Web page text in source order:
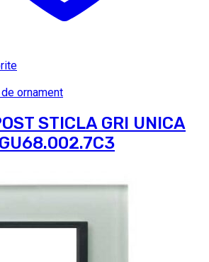
ornament
STICLA GRI UNICA